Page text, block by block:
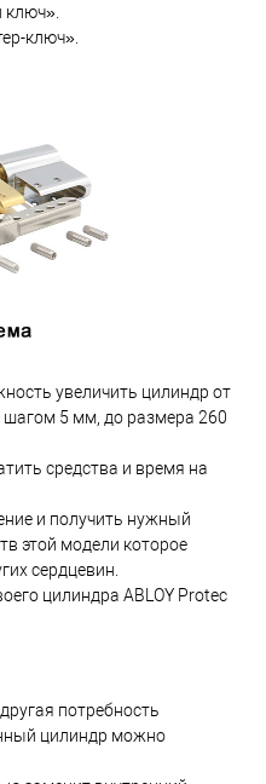
ключ».
увеличить цилиндр от
5 мм, до размера 260
средства и время на
и получить нужный
этой модели которое
сердцевин.
цилиндра ABLOY Protec
потребность
цилиндр можно